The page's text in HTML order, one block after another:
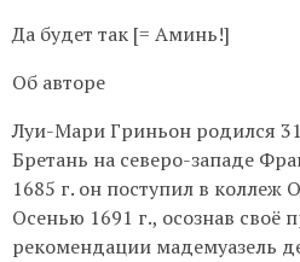
Да будет так [= Аминь!]
Об авторе
Луи-Мари Гриньон родился
Бретань на северо-западе
1685 г. он поступил в коллеж
Осенью 1691 г., осознав
рекомендации мадемуазель